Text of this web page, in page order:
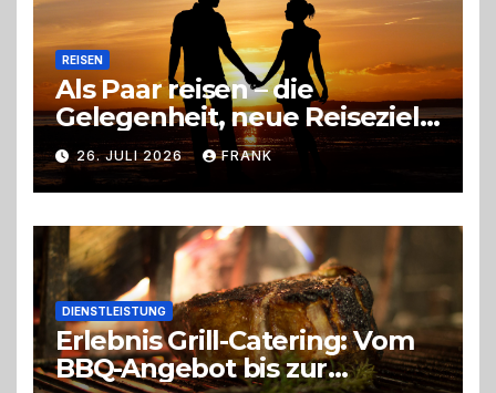
REISEN
Als Paar reisen – die
Gelegenheit, neue Reiseziele
zu entdecken
26. JULI 2026 FRANK
DIENSTLEISTUNG
Erlebnis Grill-Catering: Vom
BBQ-Angebot bis zur